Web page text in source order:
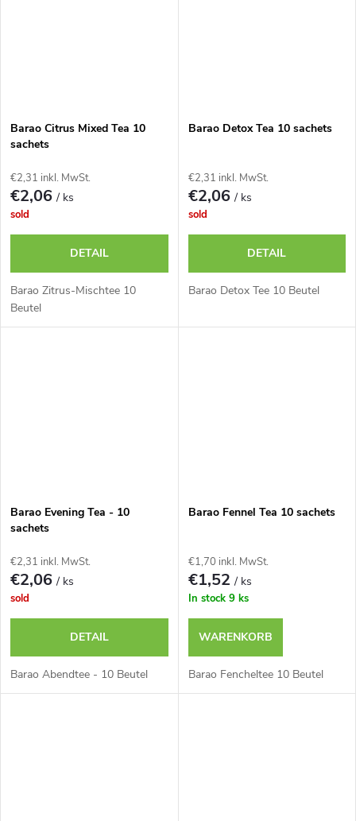
Barao Citrus Mixed Tea 10
sachets
€2,31 inkl. MwSt.
€2,06/ ks
sold
DETAIL
Barao Zitrus-Mischtee 10
Beutel
Barao Detox Tea 10 sachets
€2,31 inkl. MwSt.
€2,06/ ks
sold
DETAIL
Barao Detox Tee 10 Beutel
Barao Evening Tea - 10
sachets
€2,31 inkl. MwSt.
€2,06/ ks
sold
DETAIL
Barao Abendtee - 10 Beutel
Barao Fennel Tea 10 sachets
€1,70 inkl. MwSt.
€1,52/ ks
In stock 9 ks
WARENKORB
Barao Fencheltee 10 Beutel